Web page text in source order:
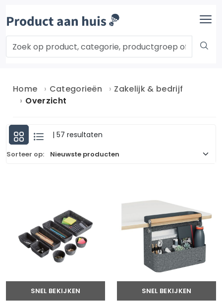
Home Categorieën
Zakelijk & bedrijf
Overzicht
| 57 resultaten
Sorteer op:
SNEL BEKIJKEN SNEL BEKIJKEN